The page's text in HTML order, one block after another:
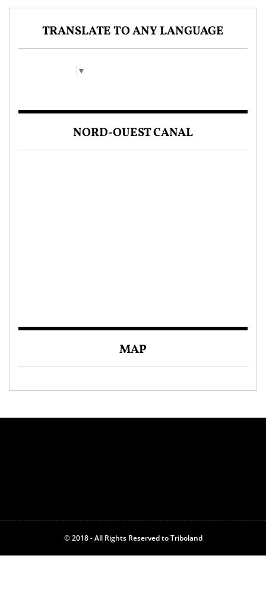
TRANSLATE TO ANY LANGUAGE
▼
NORD-OUEST CANAL
MAP
© 2018 - All Rights Reserved to Triboland